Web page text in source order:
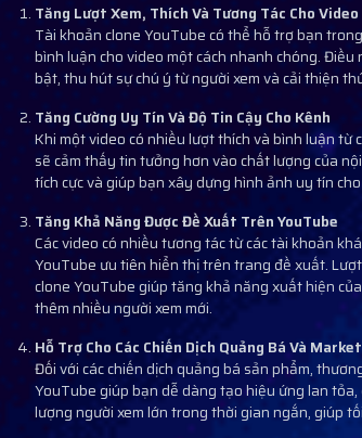
Tăng Lượt Xem, Thích Và Tương Tác Cho Video
Tài khoản clone YouTube có thể hỗ trợ bạn
bình luận cho video một cách nhanh chóng.
bật, thu hút sự chú ý từ người xem và cải thiện
Tăng Cường Uy Tín Và Độ Tin Cậy Cho Kênh
Khi một video có nhiều lượt thích và bình luận từ
sẽ cảm thấy tin tưởng hơn vào chất lượng của
tích cực và giúp bạn xây dựng hình ảnh uy tín
Tăng Khả Năng Được Đề Xuất Trên YouTube
Các video có nhiều tương tác từ các tài khoản
YouTube ưu tiên hiển thị trên trang đề xuất.
clone YouTube giúp tăng khả năng xuất hiện
thêm nhiều người xem mới.
Hỗ Trợ Cho Các Chiến Dịch Quảng Bá Và
Đối với các chiến dịch quảng bá sản phẩm,
YouTube giúp bạn dễ dàng tạo hiệu ứng lan
lượng người xem lớn trong thời gian ngắn, giúp